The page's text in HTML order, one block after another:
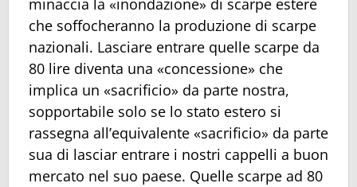
minaccia la «inondazione» di scarpe estere
che soffocheranno la produzione di scarpe
nazionali. Lasciare entrare quelle scarpe da
80 lire diventa una «concessione» che
implica un «sacrificio» da parte nostra,
sopportabile solo se lo stato estero si
rassegna all’equivalente «sacrificio» da parte
sua di lasciar entrare i nostri cappelli a buon
mercato nel suo paese. Quelle scarpe ad 80